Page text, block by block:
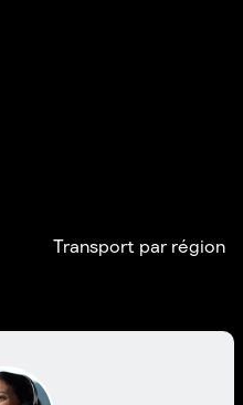
Transport par région